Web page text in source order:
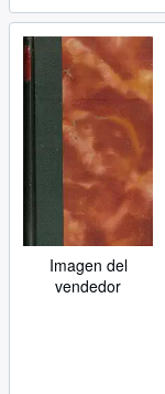
Imagen del
vendedor